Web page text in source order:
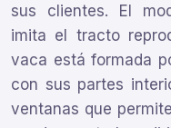
sus clientes. El
imita el tracto
vaca está formada
con sus partes
ventanas que